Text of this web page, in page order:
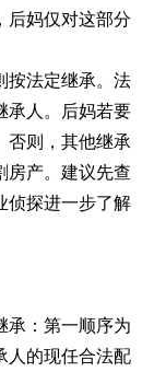
后妈仅对这部分
按法定继承。法
承人。后妈若要
否则，其他继承
房产。建议先查
侦探进一步了解
承：第一顺序为
人的现任合法配